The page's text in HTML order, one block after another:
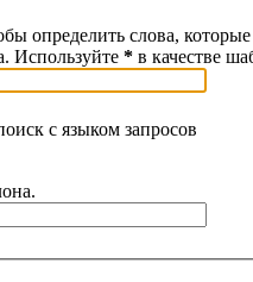
определить слова,
Используйте * в качестве
с языком запросов